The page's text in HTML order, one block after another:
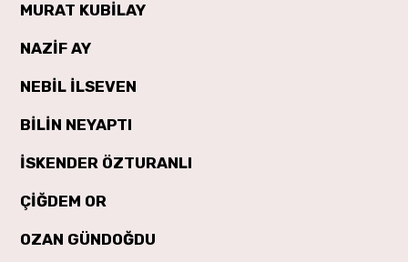
MURAT KUBİLAY
NAZİF AY
NEBİL İLSEVEN
BİLİN NEYAPTI
İSKENDER ÖZTURANLI
ÇİĞDEM OR
OZAN GÜNDOĞDU